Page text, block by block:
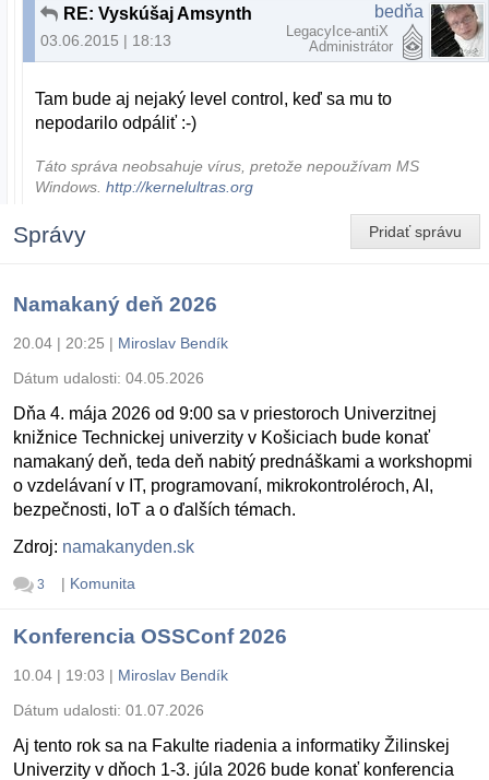
RE: Vyskúšaj Amsynth
03.06.2015 | 18:13
bedňa
LegacyIce-antiX
Administrátor
Tam bude aj nejaký level control, keď sa mu to
nepodarilo odpáliť :-)
Táto správa neobsahuje vírus, pretože nepoužívam MS
Windows.http://kernelultras.org
Pridať správu
Správy
Namakaný deň 2026
20.04 | 20:25 | Miroslav Bendík
Dátum udalosti: 04.05.2026
Dňa 4. mája 2026 od 9:00 sa v priestoroch Univerzitnej
knižnice Technickej univerzity v Košiciach bude konať
namakaný deň, teda deň nabitý prednáškami a workshopmi
o vzdelávaní v IT, programovaní, mikrokontroléroch, AI,
bezpečnosti, IoT a o ďalších témach.
Zdroj: namakanyden.sk
3 | Komunita
Konferencia OSSConf 2026
10.04 | 19:03 | Miroslav Bendík
Dátum udalosti: 01.07.2026
Aj tento rok sa na Fakulte riadenia a informatiky Žilinskej
Univerzity v dňoch 1-3. júla 2026 bude konať konferencia